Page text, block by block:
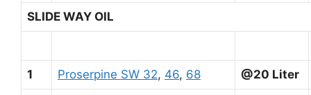
SLIDE WAY OIL
1 Proserpine SW 32, 46, 68 @20 Liter